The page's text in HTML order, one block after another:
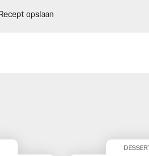
opslaan